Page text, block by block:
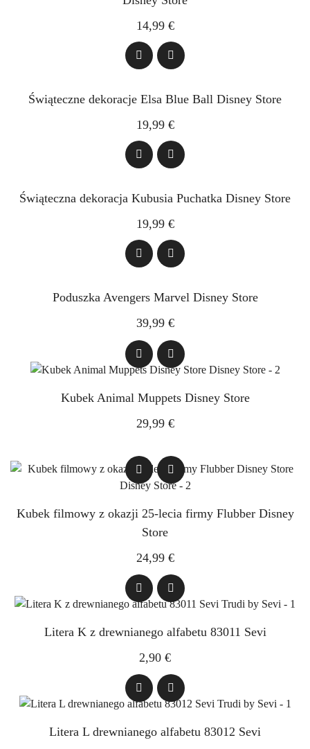
14,99 €
Świąteczne dekoracje Elsa Blue Ball Disney Store
19,99 €
Świąteczna dekoracja Kubusia Puchatka Disney Store
19,99 €
Poduszka Avengers Marvel Disney Store
39,99 €
Kubek Animal Muppets Disney Store
29,99 €
Kubek filmowy z okazji 25-lecia firmy Flubber Disney
Store
24,99 €
Litera K z drewnianego alfabetu 83011 Sevi
2,90 €
Litera L drewnianego alfabetu 83012 Sevi